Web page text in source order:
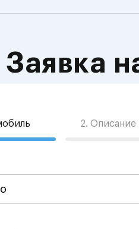
Заявка
2.